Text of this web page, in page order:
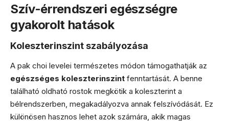
Szív-érrendszeri egészségre
gyakorolt hatások
Koleszterinszint szabályozása
A pak choi levelei természetes módon támogathatják az
egészséges koleszterinszint fenntartását. A benne
található oldható rostok megkötik a koleszterint a
bélrendszerben, megakadályozva annak felszívódását. Ez
különösen hasznos lehet azok számára, akik magas